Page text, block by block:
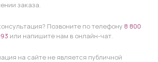
заказа.
Позвоните по телефону 8 800
или напишите нам в онлайн-чат.
на сайте не является публичной